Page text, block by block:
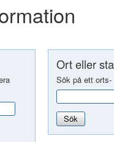
Ort eller
Sök på ett
Sök